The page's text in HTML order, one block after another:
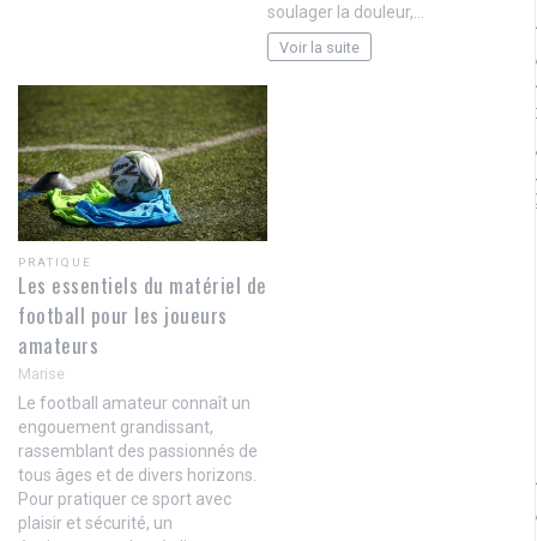
soulager la douleur,…
Voir la suite
PRATIQUE
Les essentiels du matériel de
football pour les joueurs
amateurs
Marise
Le football amateur connaît un
engouement grandissant,
rassemblant des passionnés de
tous âges et de divers horizons.
Pour pratiquer ce sport avec
plaisir et sécurité, un